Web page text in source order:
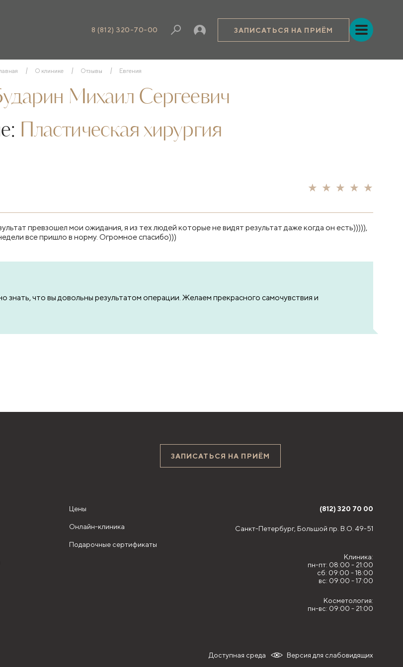
8 (812) 320-70-00 ЗАПИСАТЬСЯ НА ПРИЁМ
О клинике Отзывы Евгения
Михаил Сергеевич
Пластическая хирургия
превзошел мои ожидания, я из тех людей которые не видят результат даже когда он есть))))),
все пришло в норму. Огромное спасибо)))
знать, что вы довольны результатом операции. Желаем прекрасного самочувствия и
ЗАПИСАТЬСЯ НА ПРИЁМ
Цены
Онлайн-клиника
Подарочные сертификаты
(812) 320 70 00
Санкт-Петербург, Большой пр. В.О. 49-51
Клиника:
пн-пт: 08:00 - 21:00
сб: 09:00 - 18:00
вс: 09:00 - 17:00
Косметология:
пн-вс: 09:00 - 21:00
Версия для слабовидящих
Доступная среда